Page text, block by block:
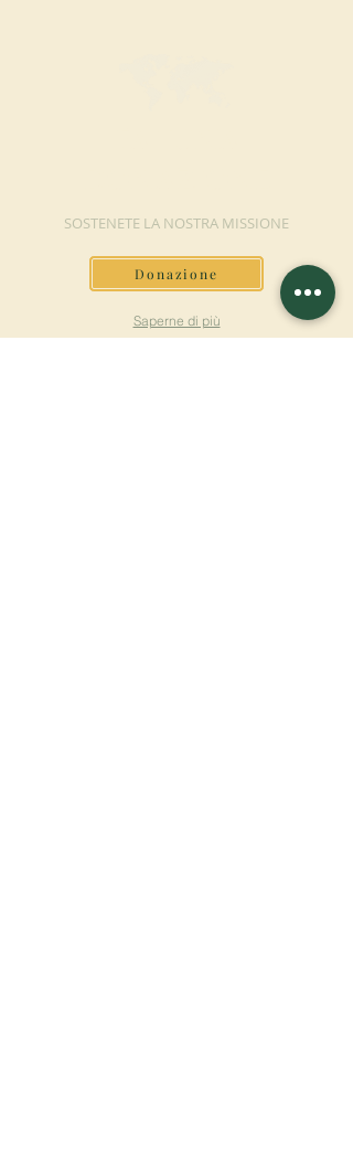
SOSTENETE LA NOSTRA MISSIONE
Donazione
Saperne di più